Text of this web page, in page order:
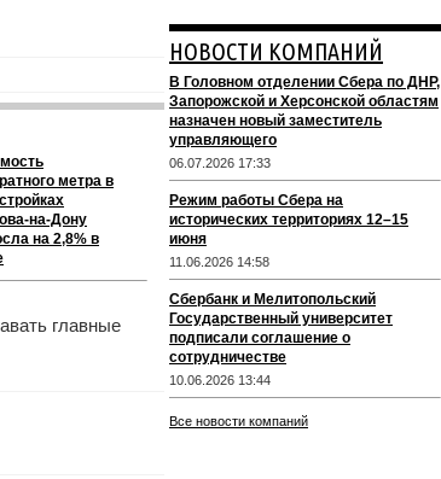
метра в
на-Дону
на 2,8% в
главные
НОВОСТИ КОМПАНИЙ
В Головном отделении Сбера по ДНР,
Запорожской и Херсонской областям
назначен новый заместитель
управляющего
06.07.2026 17:33
Режим работы Сбера на
исторических территориях 12–15
июня
11.06.2026 14:58
Сбербанк и Мелитопольский
Государственный университет
подписали соглашение о
сотрудничестве
10.06.2026 13:44
Все новости компаний